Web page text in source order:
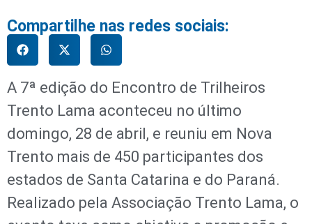
Compartilhe nas redes sociais:
A 7ª edição do Encontro de Trilheiros
Trento Lama aconteceu no último
domingo, 28 de abril, e reuniu em Nova
Trento mais de 450 participantes dos
estados de Santa Catarina e do Paraná.
Realizado pela Associação Trento Lama, o